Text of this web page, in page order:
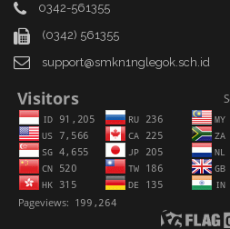
0342-561355
(0342) 561355
support@smkn1nglegok.sch.id